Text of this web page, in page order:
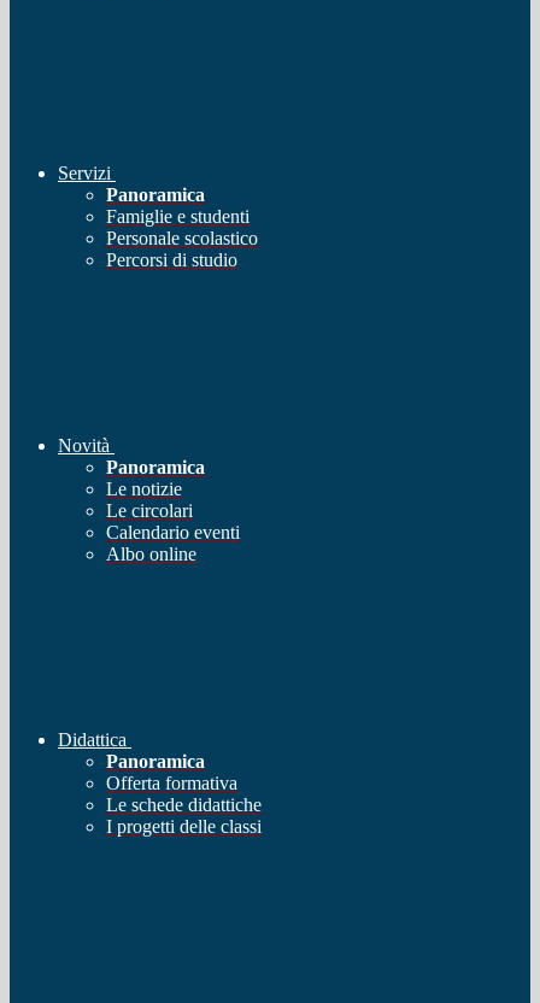
Servizi
Panoramica
Famiglie e studenti
Personale scolastico
Percorsi di studio
Novità
Panoramica
Le notizie
Le circolari
Calendario eventi
Albo online
Didattica
Panoramica
Offerta formativa
Le schede didattiche
I progetti delle classi